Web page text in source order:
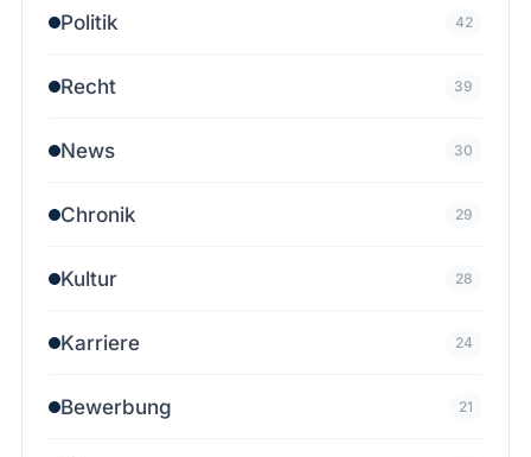
Politik 42
Recht 39
News 30
Chronik 29
Kultur 28
Karriere 24
Bewerbung 21